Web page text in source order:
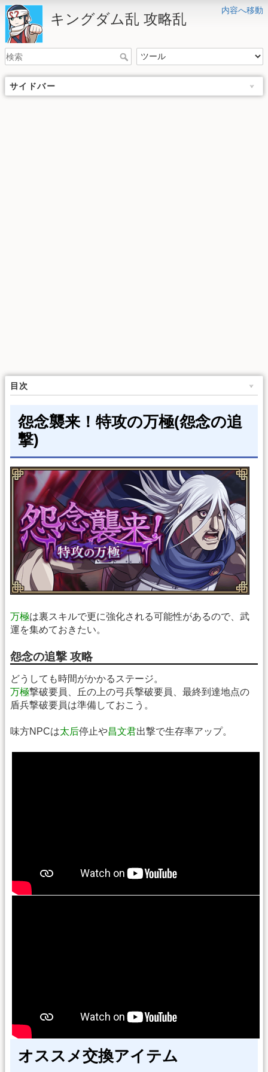
内容へ移動
キングダム乱 攻略乱
サイドバー
目次
怨念襲来！特攻の万極(怨念の追
撃)
万極は裏スキルで更に強化される可能性があるので、武
運を集めておきたい。
怨念の追撃 攻略
どうしても時間がかかるステージ。
万極撃破要員、丘の上の弓兵撃破要員、最終到達地点の
盾兵撃破要員は準備しておこう。
味方NPCは太后停止や昌文君出撃で生存率アップ。
オススメ交換アイテム